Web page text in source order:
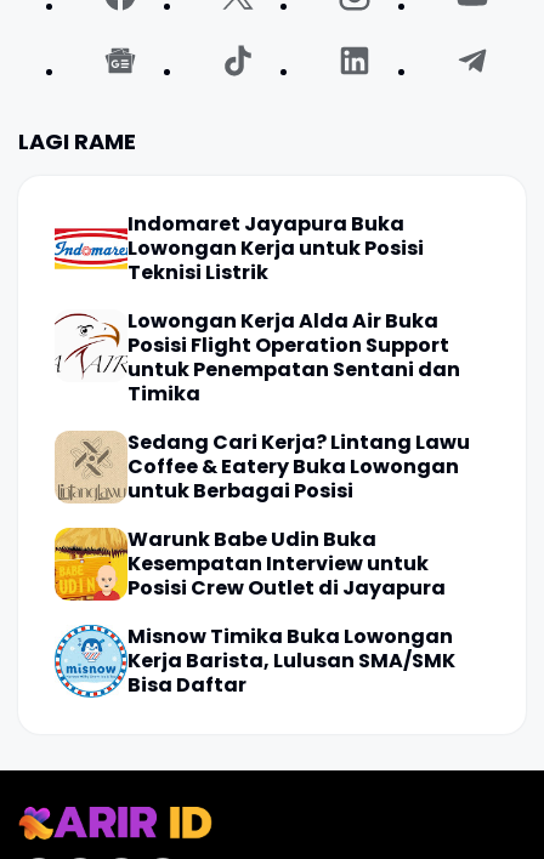
LAGI RAME
Indomaret Jayapura Buka
Lowongan Kerja untuk Posisi
Teknisi Listrik
Lowongan Kerja Alda Air Buka
Posisi Flight Operation Support
untuk Penempatan Sentani dan
Timika
Sedang Cari Kerja? Lintang Lawu
Coffee & Eatery Buka Lowongan
untuk Berbagai Posisi
Warunk Babe Udin Buka
Kesempatan Interview untuk
Posisi Crew Outlet di Jayapura
Misnow Timika Buka Lowongan
Kerja Barista, Lulusan SMA/SMK
Bisa Daftar